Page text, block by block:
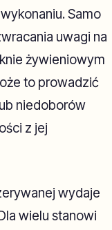
Samo
uwagi na
żywieniowym
to prowadzić
niedoborów
z jej
wydaje
wielu stanowi